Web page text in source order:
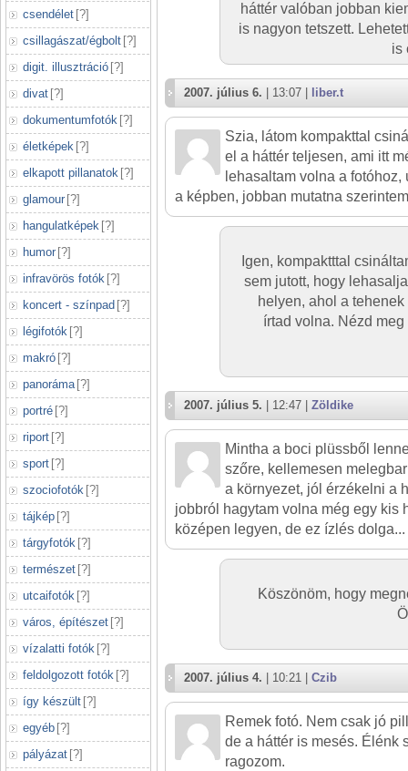
csendélet [?]
csillagászat/égbolt [?]
digit. illusztráció [?]
divat [?]
dokumentumfotók [?]
életképek [?]
elkapott pillanatok [?]
glamour [?]
hangulatképek [?]
humor [?]
infravörös fotók [?]
koncert - színpad [?]
légifotók [?]
makró [?]
panoráma [?]
portré [?]
riport [?]
sport [?]
szociofotók [?]
tájkép [?]
tárgyfotók [?]
természet [?]
utcaifotók [?]
város, építészet [?]
vízalatti fotók [?]
feldolgozott fotók [?]
így készült [?]
egyéb [?]
pályázat [?]
háttér valóban jobban
is nagyon tetszett.
is
2007. július 6. | 13:07 | liber.t
Szia, látom kompakttal
el a háttér teljesen, ami itt
lehasaltam volna a
a képben, jobban mutatna
Igen, kompaktttal
sem jutott, hogy
helyen, ahol a
írtad volna. Nézd
2007. július 5. | 12:47 | Zöldike
Mintha a boci plüssből
szőre, kellemesen
a környezet, jól érzékelni a
jobbról hagytam volna még egy kis
középen legyen, de ez ízlés
Köszönöm, hogy
2007. július 4. | 10:21 | Czib
Remek fotó. Nem csak jó
de a háttér is mesés. Élénk
ragozom.